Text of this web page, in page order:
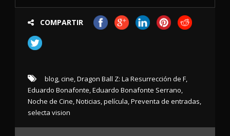
COMPARTIR
blog,cine,Dragon Ball Z: La Resurrección de F,
Eduardo Bonafonte,Eduardo Bonafonte Serrano,
Noche de Cine,Noticias,película,Preventa de entradas,
selecta vision